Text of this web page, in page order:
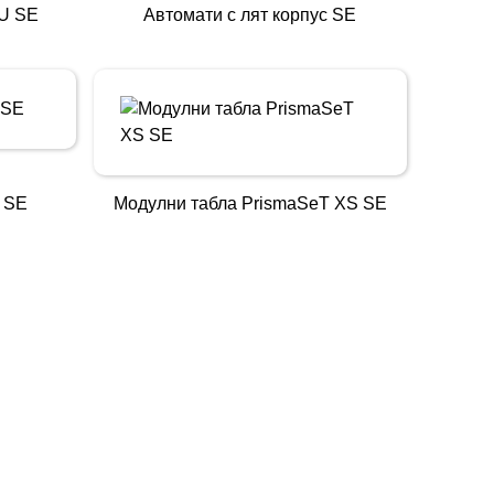
SE Автомати с лят корпус SE
Модулни табла PrismaSeT XS SE